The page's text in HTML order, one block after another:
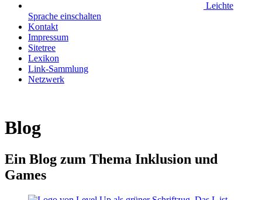
Leichte
Sprache einschalten
Kontakt
Impressum
Sitetree
Lexikon
Link-Sammlung
Netzwerk
Blog
Ein Blog zum Thema Inklusion und
Games